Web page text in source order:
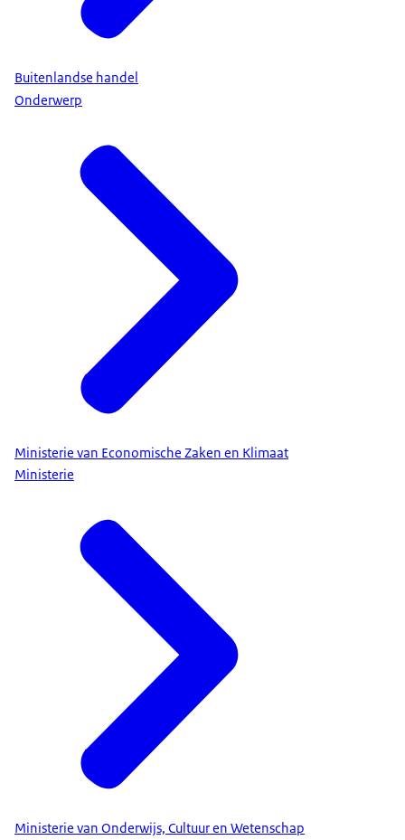
Buitenlandse handel
Onderwerp
Ministerie van Economische Zaken en Klimaat
Ministerie
Ministerie van Onderwijs, Cultuur en Wetenschap